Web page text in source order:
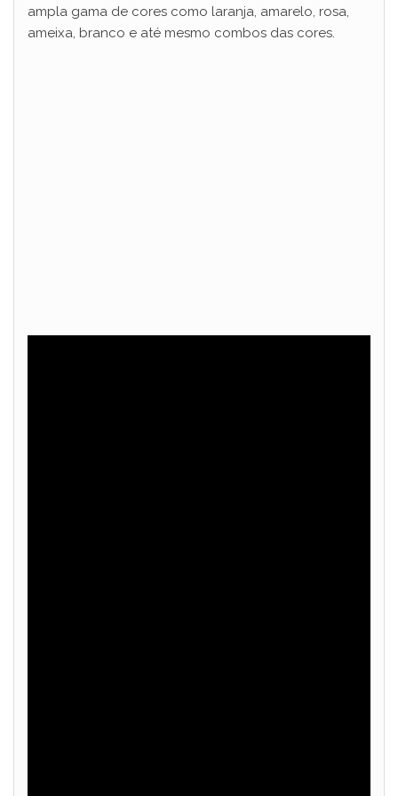
d
ampla gama de cores como laranja, amarelo, rosa,
ameixa, branco e até mesmo combos das cores.